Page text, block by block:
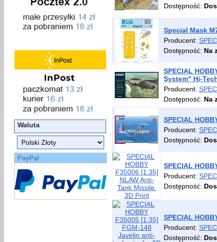
Waluta
PayPal
Dostępność:
Special Mask
Producent:
Dostępność: Na
SPECIAL
System" Hi-
Producent:
Dostępność: Na
SPECIAL
Producent:
Dostępność:
SPECIAL
Producent:
Dostępność:
SPECIAL
Producent:
Dostępność: